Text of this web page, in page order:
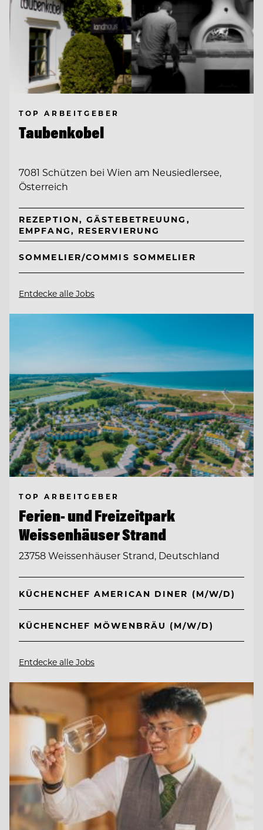
TOP ARBEITGEBER
Taubenkobel
7081 Schützen bei Wien am Neusiedlersee,
Österreich
REZEPTION, GÄSTEBETREUUNG,
EMPFANG, RESERVIERUNG
SOMMELIER/COMMIS SOMMELIER
Entdecke alle Jobs
TOP ARBEITGEBER
Ferien- und Freizeitpark
Weissenhäuser Strand
23758 Weissenhäuser Strand, Deutschland
KÜCHENCHEF AMERICAN DINER (M/W/D)
KÜCHENCHEF MÖWENBRÄU (M/W/D)
Entdecke alle Jobs